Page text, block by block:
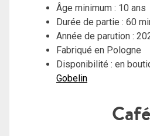
Âge minimum : 10 ans
Durée de partie : 60
Année de parution :
Fabriqué en Pologne
Disponibilité : en
Gobelin
Café